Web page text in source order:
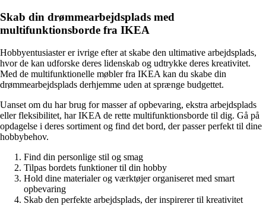
Skab din drømmearbejdsplads med
multifunktionsborde fra IKEA
Hobbyentusiaster er ivrige efter at skabe den ultimative arbejdsplads,
hvor de kan udforske deres lidenskab og udtrykke deres kreativitet.
Med de multifunktionelle møbler fra IKEA kan du skabe din
drømmearbejdsplads derhjemme uden at sprænge budgettet.
Uanset om du har brug for masser af opbevaring, ekstra arbejdsplads
eller fleksibilitet, har IKEA de rette multifunktionsborde til dig. Gå på
opdagelse i deres sortiment og find det bord, der passer perfekt til dine
hobbybehov.
Find din personlige stil og smag
Tilpas bordets funktioner til din hobby
Hold dine materialer og værktøjer organiseret med smart
opbevaring
Skab den perfekte arbejdsplads, der inspirerer til kreativitet